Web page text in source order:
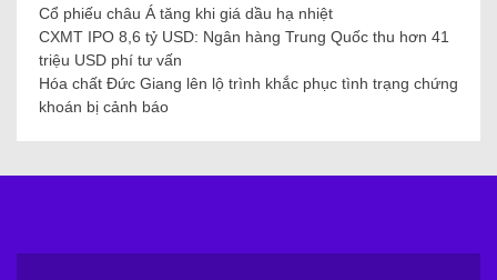
Cổ phiếu châu Á tăng khi giá dầu hạ nhiệt
CXMT IPO 8,6 tỷ USD: Ngân hàng Trung Quốc thu hơn 41
triệu USD phí tư vấn
Hóa chất Đức Giang lên lộ trình khắc phục tình trạng chứng
khoán bị cảnh báo